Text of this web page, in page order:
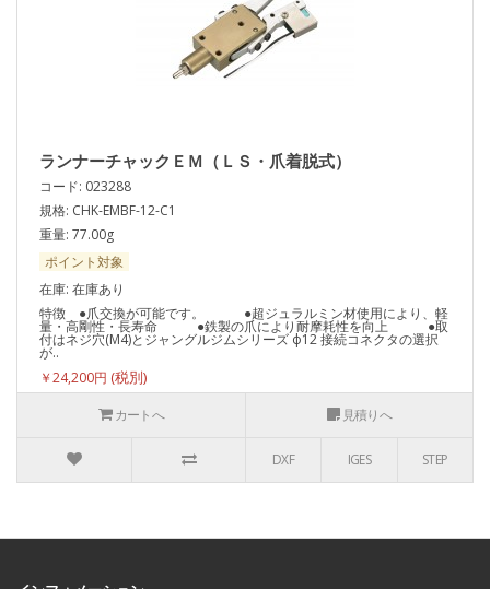
ランナーチャックＥＭ（ＬＳ・爪着脱式）
コード: 023288
規格: CHK-EMBF-12-C1
重量: 77.00g
ポイント対象
在庫: 在庫あり
特徴 ●爪交換が可能です。 ●超ジュラルミン材使用により、軽
量・高剛性・長寿命 ●鉄製の爪により耐摩耗性を向上 ●取
付はネジ穴(M4)とジャングルジムシリーズ ф12 接続コネクタの選択
が..
￥24,200円
カートへ
見積りへ
DXF IGES STEP